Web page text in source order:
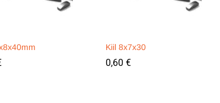
Kiil 8x7x30
0,60 €
0,60 €